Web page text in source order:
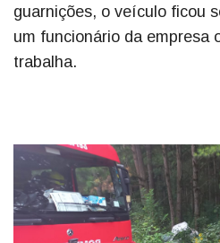
guarnições, o veículo ficou
um funcionário da empresa
trabalha.